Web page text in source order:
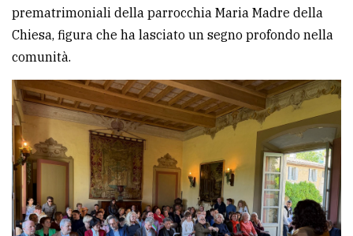
LE
ALTRE
TESTATE
PRIVACY
Privacy
prematrimoniali della parrocchia Maria Madre della
Chiesa, figura che ha lasciato un segno profondo nella
comunità.